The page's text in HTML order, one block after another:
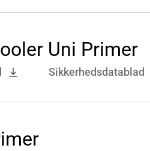
Uni Primer
Sikkerhedsdatablad